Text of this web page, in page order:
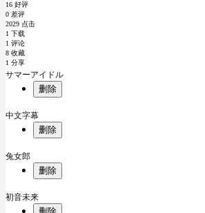
16 好评
0 差评
2029 点击
1 下载
1 评论
8 收藏
1 分享
サマーアイドル
删除
中文字幕
删除
兔女郎
删除
初音未来